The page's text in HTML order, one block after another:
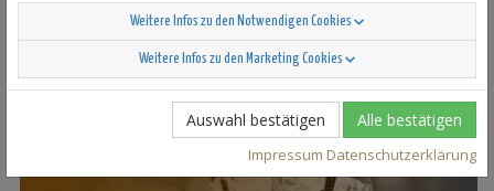
Weitere Infos zu den Notwendigen Cookies
Weitere Infos zu den Marketing Cookies
Auswahl bestätigen Alle bestätigen
Impressum Datenschutzerklärung